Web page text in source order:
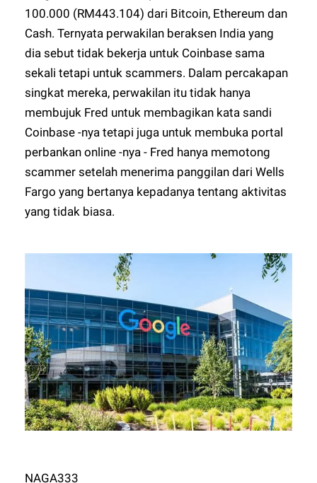
100.000 (RM443.104) dari Bitcoin, Ethereum dan
Cash. Ternyata perwakilan beraksen India yang
dia sebut tidak bekerja untuk Coinbase sama
sekali tetapi untuk scammers. Dalam percakapan
singkat mereka, perwakilan itu tidak hanya
membujuk Fred untuk membagikan kata sandi
Coinbase -nya tetapi juga untuk membuka portal
perbankan online -nya - Fred hanya memotong
scammer setelah menerima panggilan dari Wells
Fargo yang bertanya kepadanya tentang aktivitas
yang tidak biasa.
NAGA333